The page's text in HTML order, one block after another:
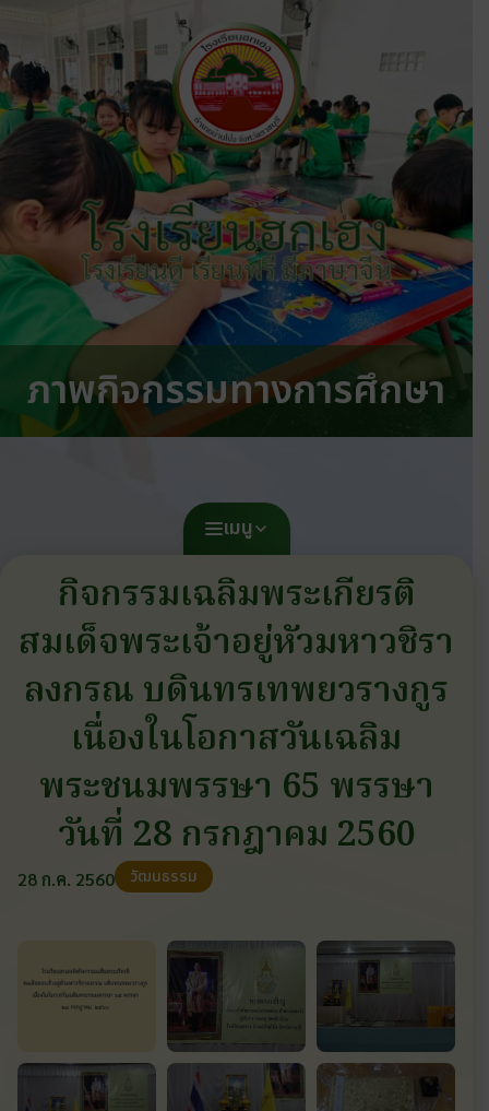
โรงเรียนฮกเฮง
โรงเรียนดี เรียนฟรี มีภาษาจีน
ภาพกิจกรรมทางการศึกษา
เมนู
กิจกรรมเฉลิมพระเกียรติ
สมเด็จพระเจ้าอยู่หัวมหาวชิรา
ลงกรณ บดินทรเทพยวรางกูร
เนื่องในโอกาสวันเฉลิม
พระชนมพรรษา 65 พรรษา
วันที่ 28 กรกฎาคม 2560
28 ก.ค. 2560 วัฒนธรรม